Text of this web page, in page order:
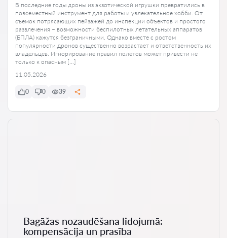
В последние годы дроны из экзотической игрушки превратились в
повсеместный инструмент для работы и увлекательное хобби. От
съемок потрясающих пейзажей до инспекции объектов и простого
развлечения – возможности беспилотных летательных аппаратов
(БПЛА) кажутся безграничными. Однако вместе с ростом
популярности дронов существенно возрастает и ответственность их
владельцев. Игнорирование правил полетов может привести не
только к опасным […]
11.05.2026
0 0 39
Bagāžas nozaudēšana lidojumā:
kompensācija un prasība